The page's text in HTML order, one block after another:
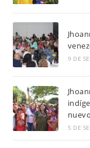
9 DE
5 DE